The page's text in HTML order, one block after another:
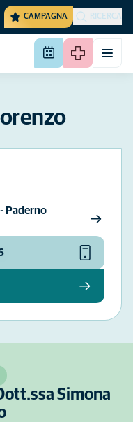
CAMPAGNA RICERCA
Paderno
Simona